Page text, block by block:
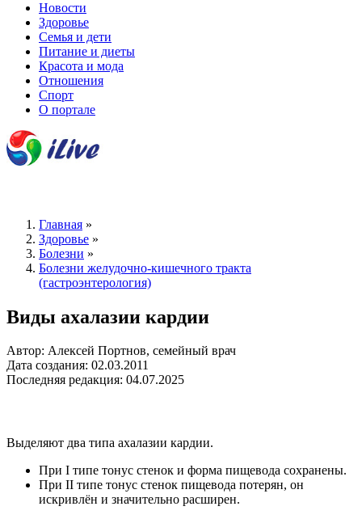
Новости
Здоровье
Семья и дети
Питание и диеты
Красота и мода
Отношения
Спорт
О портале
Главная »
Здоровье »
Болезни »
Болезни желудочно-кишечного тракта
(гастроэнтерология)
Виды ахалазии кардии
Автор: Алексей Портнов, семейный врач
Дата создания: 02.03.2011
Последняя редакция: 04.07.2025
Выделяют два типа ахалазии кардии.
При I типе тонус стенок и форма пищевода сохранены.
При II типе тонус стенок пищевода потерян, он
искривлён и значительно расширен.